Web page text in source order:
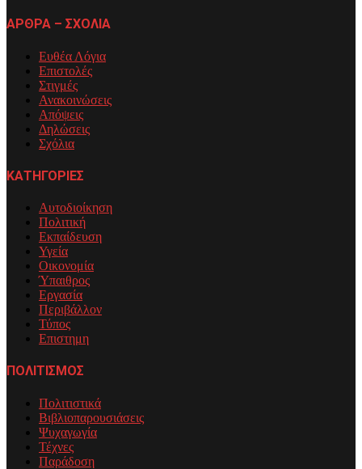
ΑΡΘΡΑ – ΣΧΟΛΙΑ
Ευθέα Λόγια
Επιστολές
Στιγμές
Ανακοινώσεις
Απόψεις
Δηλώσεις
Σχόλια
ΚΑΤΗΓΟΡΙΕΣ
Αυτοδιοίκηση
Πολιτική
Εκπαίδευση
Υγεία
Οικονομία
Ύπαιθρος
Εργασία
Περιβάλλον
Τύπος
Επιστημη
ΠΟΛΙΤΙΣΜΟΣ
Πολιτιστικά
Βιβλιοπαρουσιάσεις
Ψυχαγωγία
Τέχνες
Παράδοση